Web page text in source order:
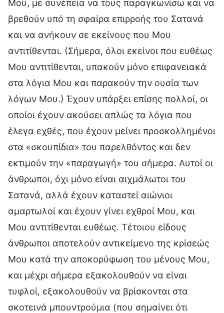
Μου, με συνέπεια να τους παραγκωνίσω και να
βρεθούν υπό τη σφαίρα επιρροής του Σατανά
και να ανήκουν σε εκείνους που Μου
αντιτίθενται. (Σήμερα, όλοι εκείνοι που ευθέως
Μου αντιτίθενται, υπακούν μόνο επιφανειακά
στα λόγια Μου και παρακούν την ουσία των
λόγων Μου.) Έχουν υπάρξει επίσης πολλοί, οι
οποίοι έχουν ακούσει απλώς τα λόγια που
έλεγα εχθές, που έχουν μείνει προσκολλημένοι
στα «σκουπίδια» του παρελθόντος και δεν
εκτιμούν την «παραγωγή» του σήμερα. Αυτοί οι
άνθρωποι, όχι μόνο είναι αιχμάλωτοι του
Σατανά, αλλά έχουν καταστεί αιώνιοι
αμαρτωλοί και έχουν γίνει εχθροί Μου, και
Μου αντιτίθενται ευθέως. Τέτοιου είδους
άνθρωποι αποτελούν αντικείμενο της κρίσεώς
Μου κατά την αποκορύφωση του μένους Μου,
και μέχρι σήμερα εξακολουθούν να είναι
τυφλοί, εξακολουθούν να βρίσκονται στα
σκοτεινά μπουντρούμια (που σημαίνει ότι